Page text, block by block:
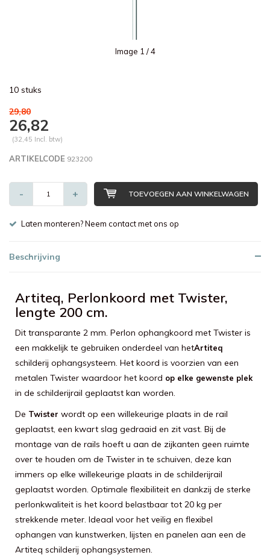
Image 1 / 4
10 stuks
29,80
26,82
(32,45 Incl. btw)
ARTIKELCODE 923200
- + TOEVOEGEN AAN WINKELWAGEN
Laten monteren? Neem contact met ons op
Beschrijving
Artiteq, Perlonkoord met Twister,
lengte 200 cm.
Dit transparante 2 mm. Perlon ophangkoord met Twister is
een makkelijk te gebruiken onderdeel van hetArtiteq
schilderij ophangsysteem. Het koord is voorzien van een
metalen Twister waardoor het koord op elke gewenste plek
in de schilderijrail geplaatst kan worden.
De Twister wordt op een willekeurige plaats in de rail
geplaatst, een kwart slag gedraaid en zit vast. Bij de
montage van de rails hoeft u aan de zijkanten geen ruimte
over te houden om de Twister in te schuiven, deze kan
immers op elke willekeurige plaats in de schilderijrail
geplaatst worden. Optimale flexibiliteit en dankzij de sterke
perlonkwaliteit is het koord belastbaar tot 20 kg per
strekkende meter. Ideaal voor het veilig en flexibel
ophangen van kunstwerken, lijsten en panelen aan een de
Artiteq schilderij ophangsystemen.